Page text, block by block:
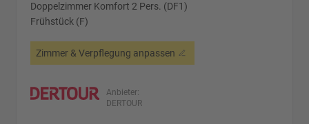
Doppelzimmer Komfort 2 Pers. (DF1)
Frühstück (F)
Zimmer & Verpflegung anpassen
Anbieter:
DERTOUR